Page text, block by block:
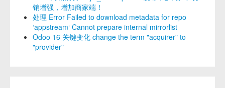
销增强，增加商家端！
处理 Error Failed to download metadata for repo
‘appstream‘ Cannot prepare internal mirrorlist
Odoo 16 关键变化 change the term "acquirer" to
"provider"